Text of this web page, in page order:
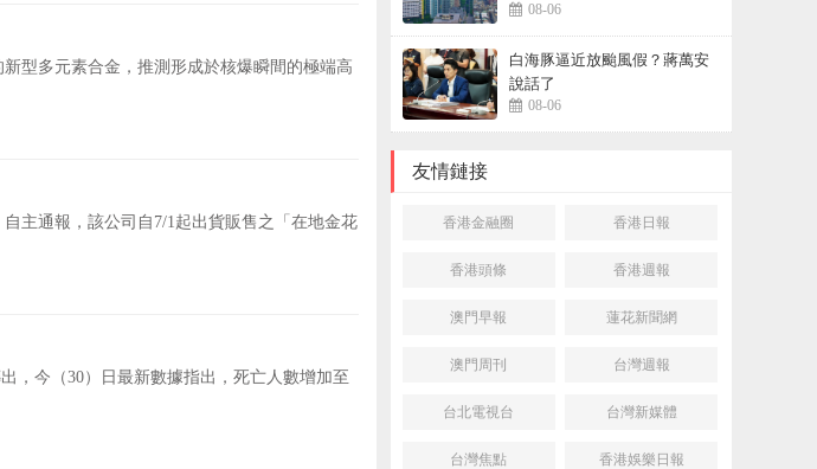
型多元素合金，推測形成於核爆瞬間的極端高
主通報，該公司自7/1起出貨販售之「在地金花
，今（30）日最新數據指出，死亡人數增加至
08-06
白海豚逼近放颱風假？蔣萬安
說話了
08-06
友情鏈接
香港金融圈 香港日報
香港頭條 香港週報
澳門早報 蓮花新聞網
澳門周刊 台灣週報
台北電視台 台灣新媒體
台灣焦點 香港娛樂日報